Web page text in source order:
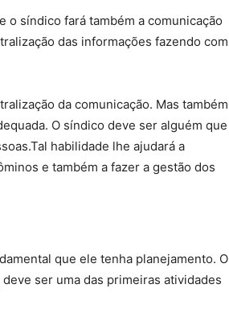
o síndico fará também a comunicação
das informações fazendo com
da comunicação. Mas também
O síndico deve ser alguém que
habilidade lhe ajudará a
e também a fazer a gestão dos
que ele tenha planejamento. O
ser uma das primeiras atividades